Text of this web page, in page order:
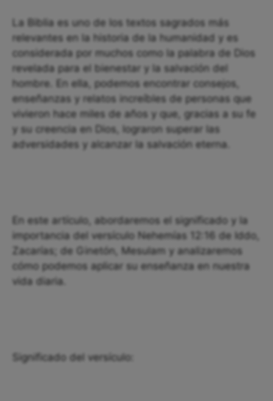
La Biblia es uno de los textos sagrados más
relevantes en la historia de la humanidad y es
considerada por muchos como la palabra de Dios
revelada para el bienestar y la salvación del
hombre. En ella, podemos encontrar consejos,
enseñanzas y relatos increíbles de personas que
vivieron hace miles de años y que, gracias a su fe
y su creencia en Dios, lograron superar las
adversidades y alcanzar la salvación eterna.
En este artículo, abordaremos el significado y la
importancia del versículo Nehemías 12:16 de Iddo,
Zacarías; de Ginetón, Mesulam y analizaremos
cómo podemos aplicar su enseñanza en nuestra
vida diaria.
Significado del versículo: